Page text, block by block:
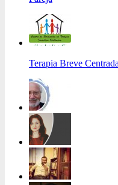
Terapia Breve